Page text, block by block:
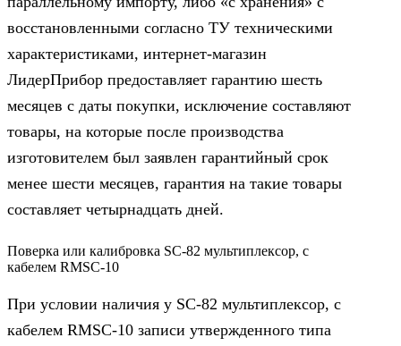
восстановленными согласно ТУ техническими
характеристиками, интернет-магазин
ЛидерПрибор предоставляет гарантию шесть
месяцев с даты покупки, исключение составляют
товары, на которые после производства
изготовителем был заявлен гарантийный срок
менее шести месяцев, гарантия на такие товары
составляет четырнадцать дней.
Поверка или калибровка SC-82 мультиплексор, c
кабелем RMSC-10
При условии наличия у SC-82 мультиплексор, c
кабелем RMSC-10 записи утвержденного типа